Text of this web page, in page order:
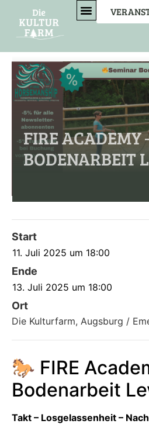
FIRE ACADEMY
BODENARBEIT
Start
11. Juli 2025 um 18:00
Ende
13. Juli 2025 um 18:00
Ort
Die Kulturfarm, Augsburg /
🐎 FIRE
Bodenarbeit
Takt – Losgelassenheit –